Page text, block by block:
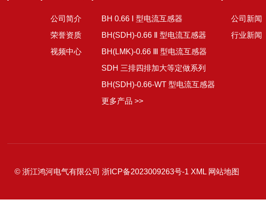
公司简介
荣誉资质
视频中心
BH 0.66 Ⅰ 型电流互感器
BH(SDH)-0.66 Ⅱ 型电流互感器
BH(LMK)-0.66 Ⅲ 型电流互感器
SDH 三排四排加大等定做系列
BH(SDH)-0.66-WT 型电流互感器
更多产品 >>
公司新闻
行业新闻
© 浙江鸿河电气有限公司 浙ICP备2023009263号-1 XML 网站地图